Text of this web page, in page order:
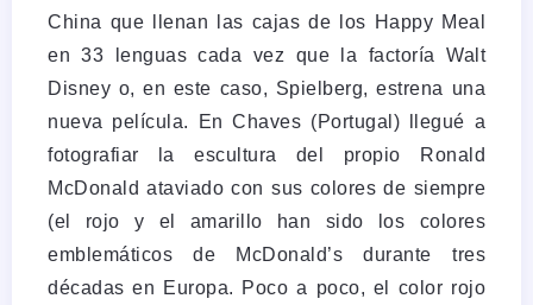
China que llenan las cajas de los Happy Meal
en 33 lenguas cada vez que la factoría Walt
Disney o, en este caso, Spielberg, estrena una
nueva película. En Chaves (Portugal) llegué a
fotografiar la escultura del propio Ronald
McDonald ataviado con sus colores de siempre
(el rojo y el amarillo han sido los colores
emblemáticos de McDonald’s durante tres
décadas en Europa. Poco a poco, el color rojo